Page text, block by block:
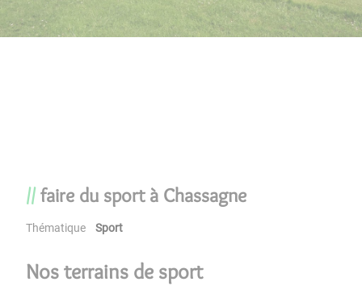
faire du sport à Chassagne
Thématique Sport
Nos terrains de sport